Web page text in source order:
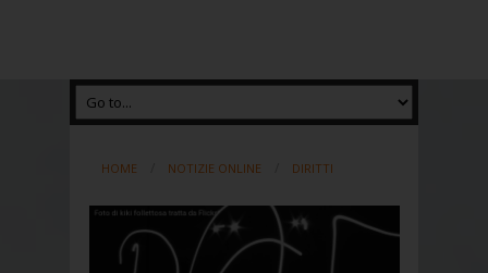
HOME NOTIZIE ONLINE DIRITTI